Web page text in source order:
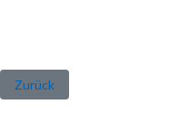
Vorheriger Beitrag: SEO
Zurück